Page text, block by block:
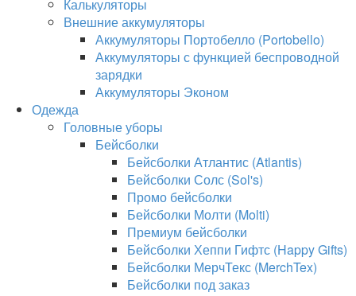
Калькуляторы
Внешние аккумуляторы
Аккумуляторы Портобелло (Portobello)
Аккумуляторы с функцией беспроводной
зарядки
Аккумуляторы Эконом
Одежда
Головные уборы
Бейсболки
Бейсболки Атлантис (Atlantis)
Бейсболки Солс (Sol's)
Промо бейсболки
Бейсболки Молти (Molti)
Премиум бейсболки
Бейсболки Хеппи Гифтс (Happy Gifts)
Бейсболки МерчТекс (MerchTex)
Бейсболки под заказ